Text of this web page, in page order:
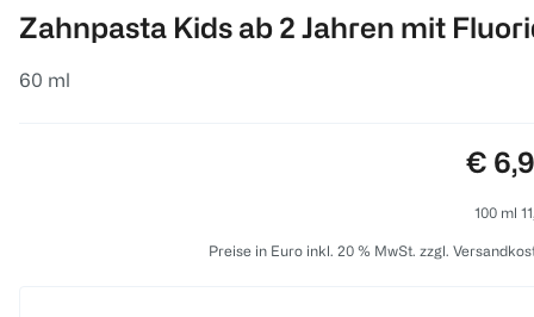
Zahnpasta Kids ab 2 Jahren mit
60 ml
€
100 ml
Preise in Euro inkl. 20 % MwSt. zzgl.